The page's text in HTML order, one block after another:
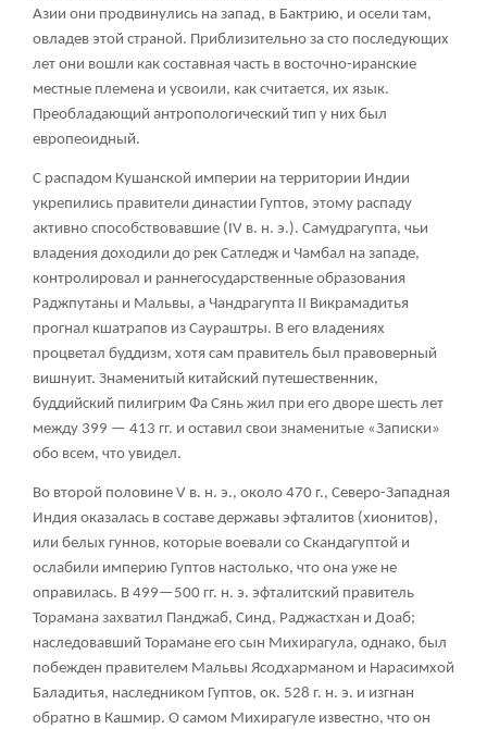
Азии они продвинулись на запад, в Бактрию, и осели там,
овладев этой страной. Приблизительно за сто последующих
лет они вошли как составная часть в восточно-иранские
местные племена и усвоили, как считается, их язык.
Преобладающий антропологический тип у них был
европеоидный.
С распадом Кушанской империи на территории Индии
укрепились правители династии Гуптов, этому распаду
активно способствовавшие (IV в. н. э.). Самудрагупта, чьи
владения доходили до рек Сатледж и Чамбал на западе,
контролировал и раннегосударственные образования
Раджпутаны и Мальвы, а Чандрагупта II Викрамадитья
прогнал кшатрапов из Саураштры. В его владениях
процветал буддизм, хотя сам правитель был правоверный
вишнуит. Знаменитый китайский путешественник,
буддийский пилигрим Фа Сянь жил при его дворе шесть лет
между 399 — 413 гг. и оставил свои знаменитые «Записки»
обо всем, что увидел.
Во второй половине V в. н. э., около 470 г., Северо-Западная
Индия оказалась в составе державы эфталитов (хионитов),
или белых гуннов, которые воевали со Скандагуптой и
ослабили империю Гуптов настолько, что она уже не
оправилась. В 499—500 гг. н. э. эфталитский правитель
Торамана захватил Панджаб, Синд, Раджастхан и Доаб;
наследовавший Торамане его сын Михирагула, однако, был
побежден правителем Мальвы Ясодхарманом и Нарасимхой
Баладитья, наследником Гуптов, ок. 528 г. н. э. и изгнан
обратно в Кашмир. О самом Михирагуле известно, что он